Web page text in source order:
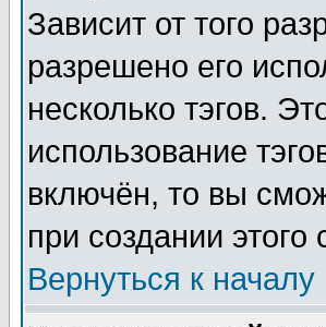
Зависит от того
разрешено его
несколько тэгов.
использование
включён, то вы
при создании
Вернуться к началу